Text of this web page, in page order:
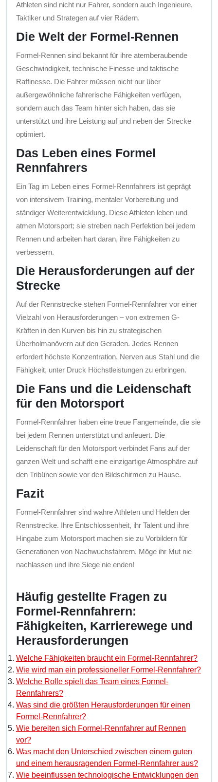
Athleten sind nicht nur Fahrer, sondern auch Ingenieure,
Taktiker und Strategen auf vier Rädern.
Die Welt der Formel-Rennen
Formel-Rennen sind bekannt für ihre atemberaubende
Geschwindigkeit, technische Finesse und taktische
Raffinesse. Die Fahrer müssen nicht nur über
außergewöhnliche fahrerische Fähigkeiten verfügen,
sondern auch das Team hinter sich haben, das sie
unterstützt und ihre Leistung auf und neben der Strecke
optimiert.
Das Leben eines Formel
Rennfahrers
Ein Tag im Leben eines Formel-Rennfahrers ist geprägt
von intensivem Training, mentaler Vorbereitung und
ständiger Weiterentwicklung. Diese Athleten leben und
atmen Motorsport; sie streben nach Perfektion bei jedem
Rennen und arbeiten hart daran, ihre Fähigkeiten zu
verbessern.
Die Herausforderungen auf der
Strecke
Auf der Rennstrecke stehen Formel-Rennfahrer vor einer
Vielzahl von Herausforderungen – von extremen G-
Kräften in den Kurven bis hin zu strategischen
Überholmanövern auf den Geraden. Jedes Rennen
erfordert höchste Konzentration, Nerven aus Stahl und die
Fähigkeit, unter Druck Höchstleistungen zu erbringen.
Die Fans und die Leidenschaft
für den Motorsport
Formel-Rennfahrer haben eine treue Fangemeinde, die sie
bei jedem Rennen unterstützt und anfeuert. Die
Leidenschaft für den Motorsport verbindet Fans auf der
ganzen Welt und schafft eine einzigartige Atmosphäre auf
den Tribünen sowie vor den Bildschirmen zu Hause.
Fazit
Formel-Rennfahrer sind wahre Athleten und Helden der
Rennstrecke. Ihre Entschlossenheit, ihr Talent und ihre
Hingabe zum Motorsport machen sie zu Vorbildern für
Generationen von Nachwuchsfahrern. Möge ihr Mut nie
nachlassen und ihre Siege nie enden!
Häufig gestellte Fragen zu
Formel-Rennfahrern:
Fähigkeiten, Karrierewege und
Herausforderungen
Welche Fähigkeiten braucht ein Formel-Rennfahrer?
Wie wird man ein professioneller Formel-Rennfahrer?
Welche Rolle spielt das Team eines Formel-
Rennfahrers?
Was sind die größten Herausforderungen für einen
Formel-Rennfahrer?
Wie bereiten sich Formel-Rennfahrer auf Rennen
vor?
Was macht den Unterschied zwischen einem guten
und einem herausragenden Formel-Rennfahrer aus?
Wie beeinflussen technologische Entwicklungen den